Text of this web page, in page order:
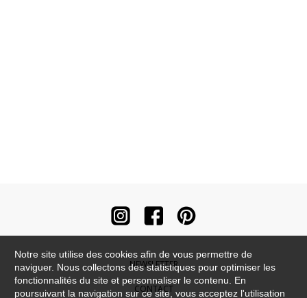
NEWSLETTER
CONTACT
Notre site utilise des cookies afin de vous permettre de
naviguer. Nous collectons des statistiques pour optimiser les
fonctionnalités du site et personnaliser le contenu. En
poursuivant la navigation sur ce site, vous acceptez l'utilisation